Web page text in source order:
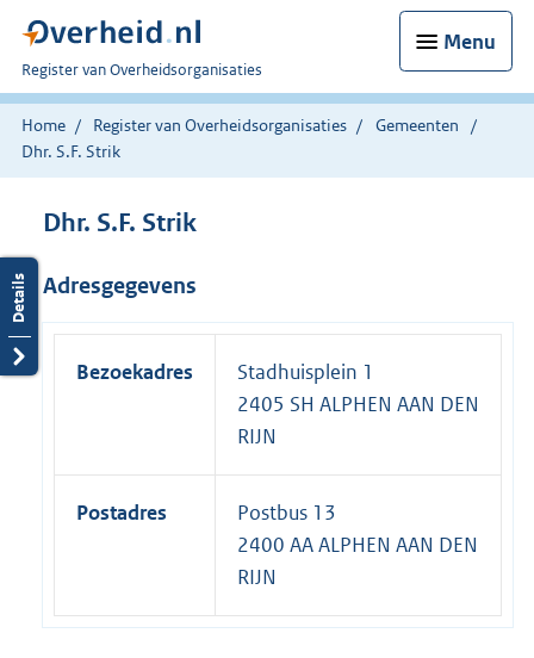
Menu
U
bent
nu
hier:
Register van Overheidsorganisaties
Home Register van Overheidsorganisaties
Gemeenten
Dhr. S.F. Strik
Dhr. S.F. Strik
Adresgegevens
Bezoekadres
Stadhuisplein 1
2405 SH ALPHEN AAN DEN
RIJN
Postadres
Postbus 13
2400 AA ALPHEN AAN DEN
RIJN